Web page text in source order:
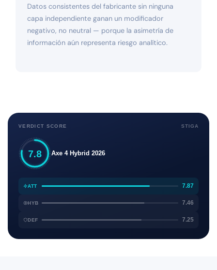
Datos consistentes del fabricante sin ninguna
capa independiente ganan un modificador
negativo, no neutral — porque la asimetría de
información aún representa riesgo analítico.
VERDICT SCORE STIGA
7.8 Axe 4 Hybrid 2026
ATT 7.87
HYB 7.46
DEF 7.25